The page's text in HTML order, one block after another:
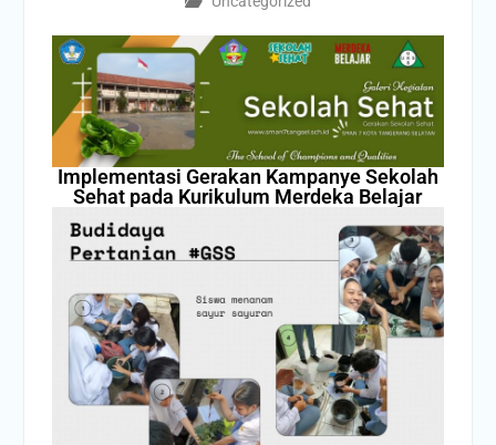
Implementasi Gerakan Kampanye Sekolah
Sehat pada Kurikulum Merdeka Belajar